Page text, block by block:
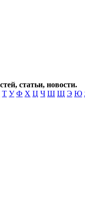
статьи, новости.
Т У Ф Х Ц Ч Ш Щ Э Ю